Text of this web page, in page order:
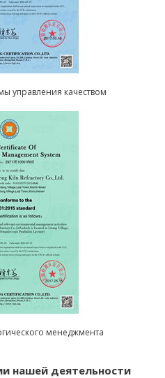
управления качеством
менеджмента
нашей деятельности